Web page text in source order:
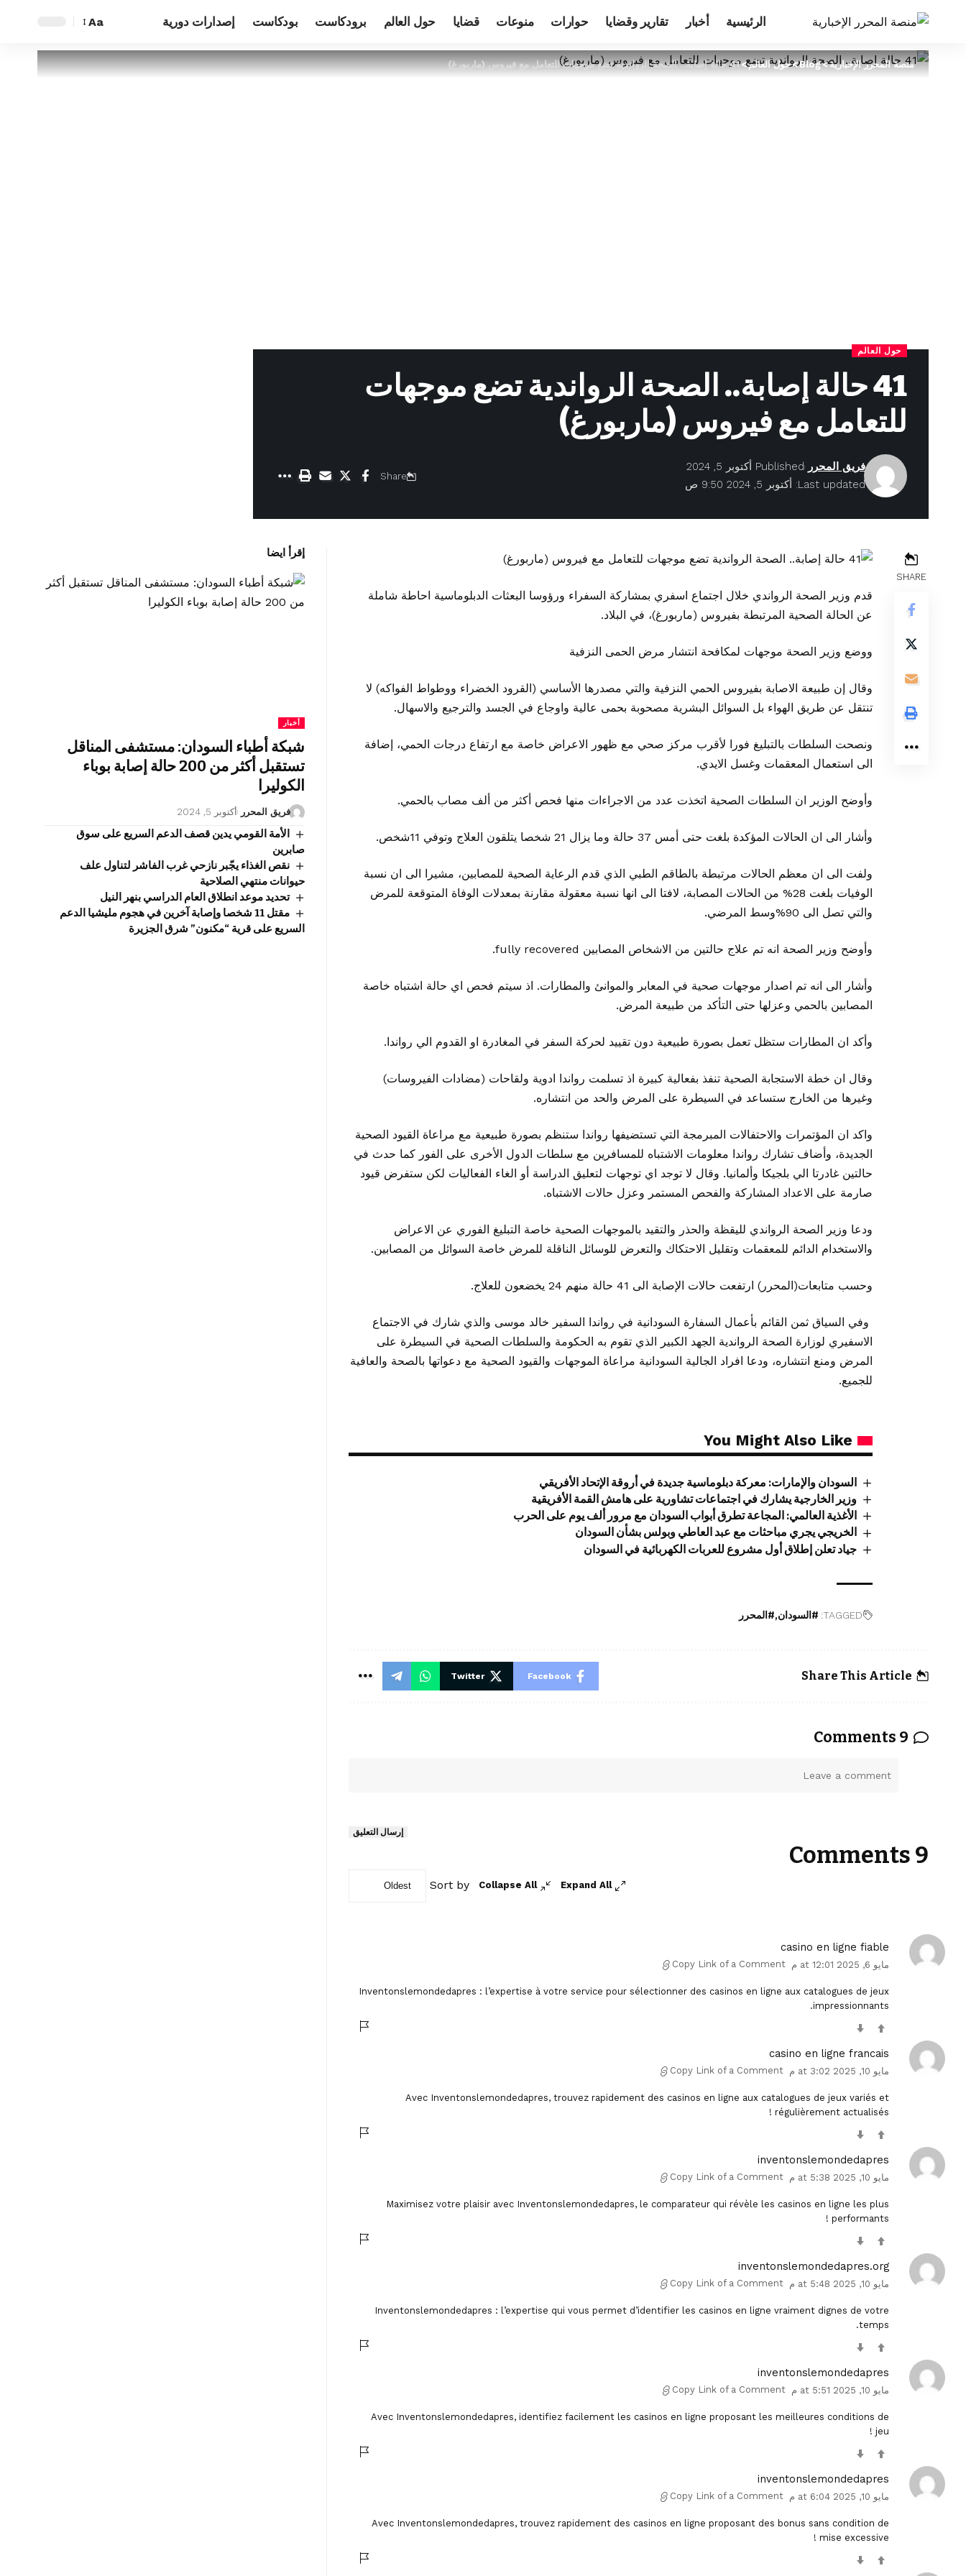
الرئيسية أخبار تقارير وقضايا حوارات منوعات قضايا حول العالم برودكاست بودكاست إصدارات دورية Aa
منصة المحرر الإخبارية>
Blog
>حول العالم>41 حالة إصابة.. الصحة الرواندية تضع موجهات للتعامل مع فيروس (ماربورغ)
حول العالم
41 حالة إصابة.. الصحة الرواندية تضع موجهات
للتعامل مع فيروس (ماربورغ)
Last updated: أكتوبر 5, 2024 9:50 ص
فريق المحرر Published أكتوبر 5, 2024
Share
SHARE
قدم وزير الصحة الرواندي خلال اجتماع اسفري بمشاركة السفراء ورؤوسا البعثات الدبلوماسية احاطة شاملة
عن الحالة الصحية المرتبطة بفيروس (ماربورغ)، في البلاد.
ووضع وزير الصحة موجهات لمكافحة انتشار مرض الحمى النزفية
وقال إن طبيعة الاصابة بفيروس الحمي النزفية والتي مصدرها الأساسي (القرود الخضراء ووطواط الفواكه) لا
تنتقل عن طريق الهواء بل السوائل البشرية مصحوبة بحمى عالية واوجاع في الجسد والترجيع والاسهال.
ونصحت السلطات بالتبليغ فورا لأقرب مركز صحي مع ظهور الاعراض خاصة مع ارتفاع درجات الحمي، إضافة
الى استعمال المعقمات وغسل الايدي.
وأوضح الوزير ان السلطات الصحية اتخذت عدد من الاجراءات منها فحص أكثر من ألف مصاب بالحمي.
وأشار الى ان الحالات المؤكدة بلغت حتى أمس 37 حالة وما يزال 21 شخصا يتلقون العلاج وتوفي 11شخص.
ولفت الى ان معظم الحالات مرتبطة بالطاقم الطبي الذي قدم الرعاية الصحية للمصابين، مشيرا الى ان نسبة
الوفيات بلغت 28% من الحالات المصابة، لافتا الى انها نسبة معقولة مقارنة بمعدلات الوفاة المتوقعة للمرض
والتي تصل الى 90%وسط المرضي.
وأوضح وزير الصحة انه تم علاج حالتين من الاشخاص المصابين fully recovered.
وأشار الى انه تم اصدار موجهات صحية في المعابر والموانئ والمطارات. اذ سيتم فحص اي حالة اشتباه خاصة
المصابين بالحمي وعزلها حتى التأكد من طبيعة المرض.
وأكد ان المطارات ستظل تعمل بصورة طبيعية دون تقييد لحركة السفر في المغادرة او القدوم الي رواندا.
وقال ان خطة الاستجابة الصحية تنفذ بفعالية كبيرة اذ تسلمت رواندا ادوية ولقاحات (مضادات الفيروسات)
وغيرها من الخارج ستساعد في السيطرة على المرض والحد من انتشاره.
واكد ان المؤتمرات والاحتفالات المبرمجة التي تستضيفها رواندا ستنظم بصورة طبيعية مع مراعاة القيود الصحية
الجديدة، وأضاف تشارك رواندا معلومات الاشتباه للمسافرين مع سلطات الدول الأخرى على الفور كما حدث في
حالتين غادرتا الي بلجيكا وألمانيا. وقال لا توجد اي توجهات لتعليق الدراسة أو الغاء الفعاليات لكن ستفرض قيود
صارمة على الاعداد المشاركة والفحص المستمر وعزل حالات الاشتباه.
ودعا وزير الصحة الرواندي لليقظة والحذر والتقيد بالموجهات الصحية خاصة التبليغ الفوري عن الاعراض
والاستخدام الدائم للمعقمات وتقليل الاحتكاك والتعرض للوسائل الناقلة للمرض خاصة السوائل من المصابين.
وحسب متابعات(المحرر) ارتفعت حالات الإصابة الى 41 حالة منهم 24 يخضعون للعلاج.
وفي السياق ثمن القائم بأعمال السفارة السودانية في رواندا السفير خالد موسى والذي شارك في الاجتماع
الاسفيري لوزارة الصحة الرواندية الجهد الكبير الذي تقوم به الحكومة والسلطات الصحية في السيطرة على
المرض ومنع انتشاره، ودعا افراد الجالية السودانية مراعاة الموجهات والقيود الصحية مع دعواتها بالصحة والعافية
للجميع.
You Might Also Like
السودان والإمارات: معركة دبلوماسية جديدة في أروقة الإتحاد الأفريقي
وزير الخارجية يشارك في اجتماعات تشاورية على هامش القمة الأفريقية
الأغذية العالمي: المجاعة تطرق أبواب السودان مع مرور ألف يوم على الحرب
الخريجي يجري مباحثات مع عبد العاطي وبولس بشأن السودان
جياد تعلن إطلاق أول مشروع للعربات الكهربائية في السودان
TAGGED: #السودان #المحرر
Share This Article
Facebook
Twitter
9 Comments
ل
ل
ي
إرسال التعليق
9 Comments
Expand All
Collapse All
Sort by
casino en ligne fiable
مايو 6, 2025 at 12:01 م Copy Link of a Comment
Inventonslemondedapres : l’expertise à votre service pour sélectionner des casinos en ligne aux catalogues de jeux
impressionnants.
casino en ligne francais
مايو 10, 2025 at 3:02 م Copy Link of a Comment
Avec Inventonslemondedapres, trouvez rapidement des casinos en ligne aux catalogues de jeux variés et
régulièrement actualisés !
inventonslemondedapres
مايو 10, 2025 at 5:38 م Copy Link of a Comment
Maximisez votre plaisir avec Inventonslemondedapres, le comparateur qui révèle les casinos en ligne les plus
performants !
inventonslemondedapres.org
مايو 10, 2025 at 5:48 م Copy Link of a Comment
Inventonslemondedapres : l’expertise qui vous permet d’identifier les casinos en ligne vraiment dignes de votre
temps.
inventonslemondedapres
مايو 10, 2025 at 5:51 م Copy Link of a Comment
Avec Inventonslemondedapres, identifiez facilement les casinos en ligne proposant les meilleures conditions de
jeu !
inventonslemondedapres
مايو 10, 2025 at 6:04 م Copy Link of a Comment
Avec Inventonslemondedapres, trouvez rapidement des casinos en ligne proposant des bonus sans condition de
mise excessive !
إقرأ ايضا
أخبار
شبكة أطباء السودان: مستشفى المناقل
تستقبل أكثر من 200 حالة إصابة بوباء
الكوليرا
فريق المحرر أكتوبر 5, 2024
الأمة القومي يدين قصف الدعم السريع على سوق
صابرين
نقص الغذاء يجّبر نازحي غرب الفاشر لتناول علف
حيوانات منتهي الصلاحية
تحديد موعد انطلاق العام الدراسي بنهر النيل
مقتل 11 شخصا وإصابة آخرين في هجوم مليشيا الدعم
السريع على قرية “مكنون” شرق الجزيرة